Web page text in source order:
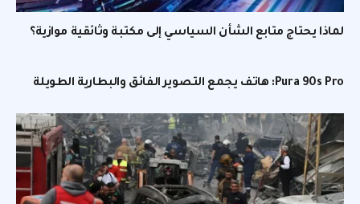
لماذا يحتاج متابع الشأن السياسي إلى مكتبة وثائقية موازية؟
Pura 90s Pro: هاتف يجمع التصوير الفائق والبطارية الطويلة